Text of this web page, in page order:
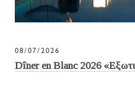
08/07/2026
Dîner en Blanc 2026